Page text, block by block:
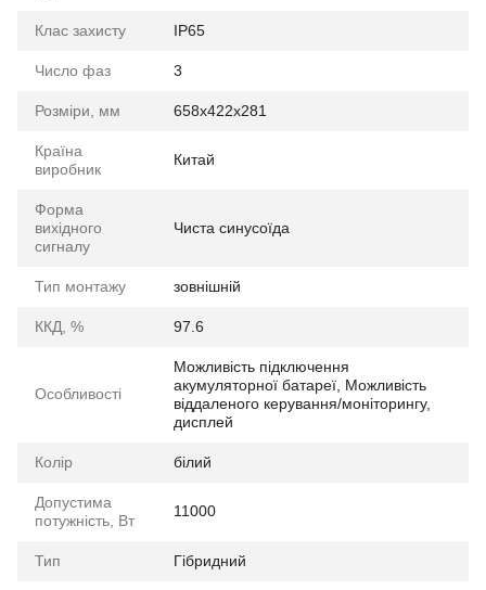
Клас захисту IP65
Число фаз 3
Розміри, мм 658х422х281
Країна
виробник
Китай
Форма
вихідного
сигналу
Чиста синусоїда
Тип монтажу зовнішній
ККД, % 97.6
Особливості
Можливість підключення
акумуляторної батареї, Можливість
віддаленого керування/моніторингу,
дисплей
Колір білий
Допустима
потужність, Вт
11000
Тип Гібридний